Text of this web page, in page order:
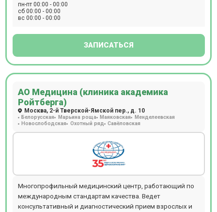
диагностическом отделении можно пройти КТ, МРТ
рентген, разные виды УЗИ, сдать экспресс-анализы
оборудование - аппарат ИВЛ Dixion, LigaSure, PLASMAJET,
Компьютерная томография проводится на томографе
SIEMENS SOMATOM go.Up. Магнитно-резонансная
томография проводится на томографе SIEMENS
MAGNETOM ALTEA 1.5T, рентген - на аппарате GE Brivo XR
575. Стоматологи используют в работе микроскоп Carl
ZEISS, а КТ-снимок зубов можно сделать на томографе
Planmeca ProMax 3D Plus. Косметологи Бест Клиник
используют в работе лазеры CandelaCO2RE и
Lumenis M22. МРТ в клинике на Красносельской работает
пн-пт 00:00 - 00:00
сб 00:00 - 00:00
вс 00:00 - 00:00
ЗАПИСАТЬСЯ
АО Медицина (клиника академика
Ройтберга)
Москва, 2-й Тверской-Ямской пер., д. 10
Белорусская Марьина роща Маяковская Менделеевская
Новослободская Охотный ряд Савёловская
Многопрофильный медицинский центр, работающий по
международным стандартам качества. Ведет
консультативный и диагностический прием взрослых и